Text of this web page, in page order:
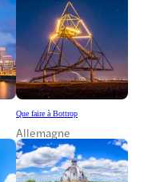
Que faire à Bottrop
Allemagne